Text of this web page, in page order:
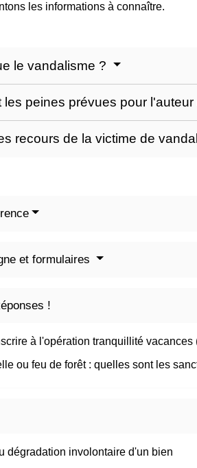
les informations à connaître.
le vandalisme ?
les peines prévues pour
recours de la victime de
et formulaires
!
à l'opération tranquillité vacances
ou feu de forêt : quelles sont les
dégradation involontaire d'un bien